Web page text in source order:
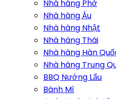
Nhà hàng Phở
Nhà hàng Âu
Nhà hàng Nhật
Nhà hàng Thái
Nhà hàng Hàn
Nhà hàng Trung
BBQ Nướng Lẩu
Bánh Mì